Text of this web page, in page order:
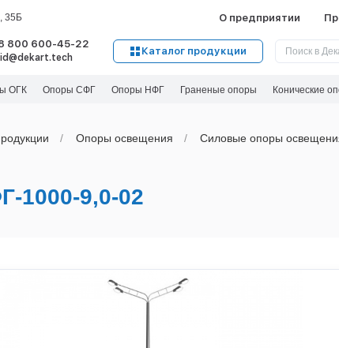
35Б О предприятии
800 600-45-22
lid@dekart.tech
Каталог продукции
ОГК Опоры СФГ Опоры НФГ Граненые опоры Конические
Oпоры oсвeщения Силовые опоры
1000-9,0-02